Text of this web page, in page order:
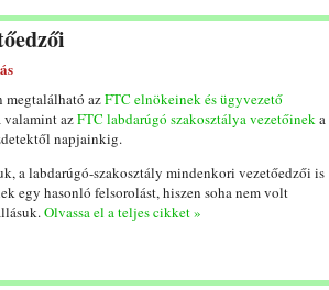
azFTC elnökeinek és ügyvezető
valamint azFTC labdarúgó szakosztálya vezetőineka
napjainkig.
a labdarúgó-szakosztály mindenkori vezetőedzői is
egy hasonló felsorolást, hiszen soha nem volt
Olvassa el a teljes cikket »